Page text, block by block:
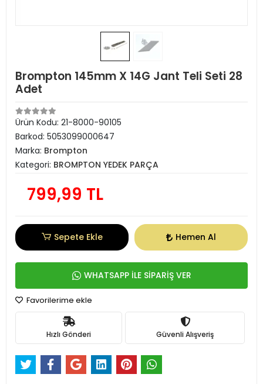
Brompton 145mm X 14G Jant Teli Seti 28
Adet
Ürün Kodu: 21-8000-90105
Barkod: 5053099000647
Marka: Brompton
Kategori: BROMPTON YEDEK PARÇA
799,99 TL
Sepete Ekle Hemen Al
WHATSAPP İLE SİPARİŞ VER
Favorilerime ekle
Hızlı Gönderi Güvenli Alışveriş